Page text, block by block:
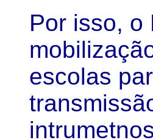
Por isso, o
escolas